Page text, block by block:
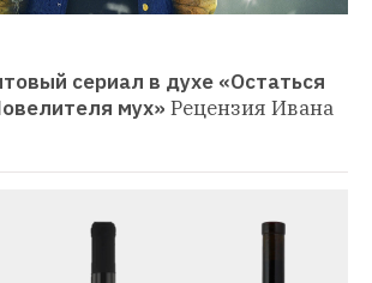
сериал в духе «Остаться
мух» Рецензия Ивана